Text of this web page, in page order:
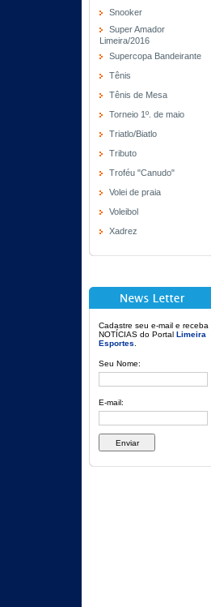
Snooker
Super Amador
Limeira/2016
Supercopa Bandeirante
Tênis
Tênis de Mesa
Torneio 1º. de maio
Triatlo/Biatlo
Tributo
Troféu "Canudo"
Volei de praia
Voleibol
Xadrez
Cadastre seu e-mail e receba
NOTÍCIAS do Portal Limeira
Esportes
Seu Nome:
E-mail: